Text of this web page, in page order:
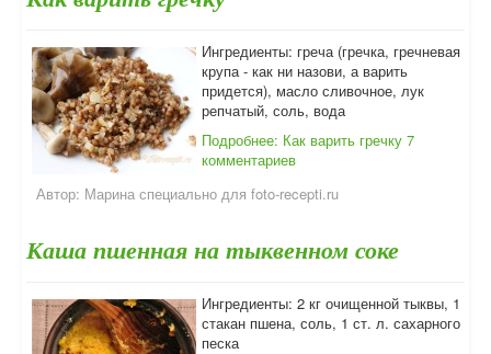
Ингредиенты: греча (гречка, гречневая
крупа - как ни назови, а варить
придется), масло сливочное, лук
репчатый, соль, вода
Подробнее: Как варить гречку 7
комментариев
Автор: Марина специально для foto-recepti.ru
Каша пшенная на тыквенном соке
Ингредиенты: 2 кг очищенной тыквы, 1
стакан пшена, соль, 1 ст. л. сахарного
песка